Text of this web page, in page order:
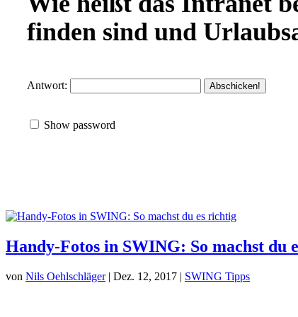
finden sind und
Antwort:
Show password
Handy-Fotos in SWING: So machst du
von Nils Oehlschläger| Dez. 12, 2017 | SWING Tipps